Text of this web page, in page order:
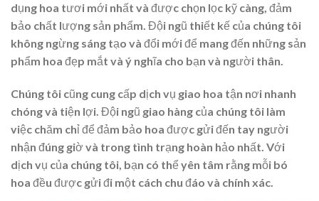
dụng hoa tươi mới nhất và được chọn lọc kỹ càng, đảm
bảo chất lượng sản phẩm. Đội ngũ thiết kế của chúng tôi
không ngừng sáng tạo và đổi mới để mang đến những sản
phẩm hoa đẹp mắt và ý nghĩa cho bạn và người thân.
Chúng tôi cũng cung cấp dịch vụ giao hoa tận nơi nhanh
chóng và tiện lợi. Đội ngũ giao hàng của chúng tôi làm
việc chăm chỉ để đảm bảo hoa được gửi đến tay người
nhận đúng giờ và trong tình trạng hoàn hảo nhất. Với
dịch vụ của chúng tôi, bạn có thể yên tâm rằng mỗi bó
hoa đều được gửi đi một cách chu đáo và chính xác.